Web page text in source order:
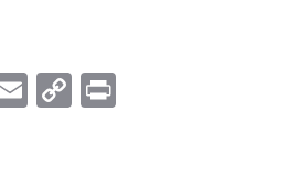
Email
Copy
Link